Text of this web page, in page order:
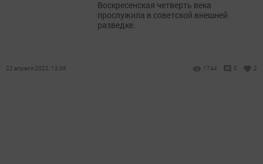
Воскресенская четверть века
прослужила в советской внешней
разведке.
22 апреля 2022, 13:36 1744 0 2